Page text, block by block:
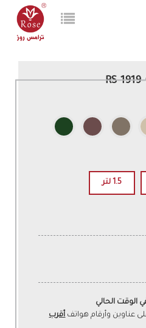
1.5 لتر
الوقت الحالي
عناوين وأرقام هواتفأقرب